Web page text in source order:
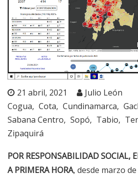
21 abril, 2021 Julio León
Cogua
Cota Cundinamarca
Sabana Centro
Sopó Tabio
Zipaquirá
POR RESPONSABILIDAD SOCIAL,
A PRIMERA HORA, desde marzo